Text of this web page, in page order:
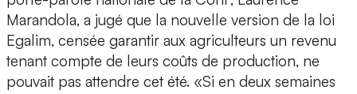
Marandola, a jugé que la nouvelle version de la loi
Egalim, censée garantir aux agriculteurs un revenu
tenant compte de leurs coûts de production, ne
pouvait pas attendre cet été. «Si en deux semaines